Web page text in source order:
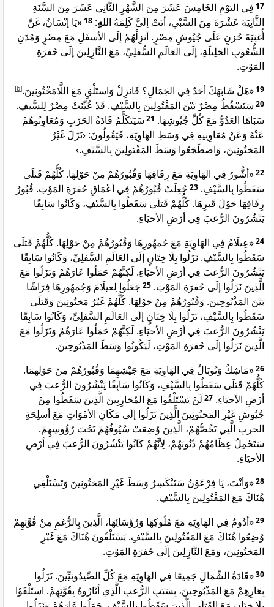
17 فِي اليَوْمِ الخَامِسَ عَشَرَ مِنَ الشَّهْرِ الثَّانِي عَشَرَ مِنَ السَّنَةِ
الثَّانِيَةَ عَشْرَةَ مِنَ السَّبْيِ، أتَتْ إلَيَّ كَلِمَةُ اللهِ:
18«يَا إنْسَانُ، غَنِّ
أُغنِيَةَ حُزنٍ عَلَى جُيُوشِ مِصْرٍ. أنزِلْهُمْ إلَى الأسفَلِ مَعَ مِصْرٍ وَمُدَنِ
الشُّعُوبِ الجَلِيلَةِ، إلَى العَالَمِ السُّفلِيِّ، مَعَ النَّازِلِينَ إلَى حُفرَةِ
المَوْتِ.
19«هَلْ شَابَهَكَ أحَدٌ فِي الجَمَالِ؟ فَانزِلْ وَاستَلْقِ مَعَ اللَّامَخْتُونِينَ.[
b
]
20 سَتَسْقُطُ مِصْرٌ بَيْنَ المَقْتُولِينَ بِالسَّيْفِ. قَدْ عُيِّنَتْ مِصْرٌ لِلسَّيفِ.
سَبَاهَا العَدُوُّ مَعَ كُلِّ جُيُوشِهَا. 21 سَيَتَكَلَّمُ قَادَةُ الحَرْبِ وَمُعَاوِنُوهُمْ
عَنْهُ وَعَنْ مُعَاوِنِيهِ فِي وَسَطِ الهَاوِيَةِ، فَيَقُولُونَ: ‹نَزَلَ غَيْرُ
المَختُونِينَ، وَاضطَجَعُوا وَسَطَ المَقْتولِينَ بِالسَّيْفِ.›
22«أشُّورُ فِي الهَاوِيَةِ مَعَ رِفَاقِهَا وَقُبُورُهُمْ مِنْ حَوْلِهَا. كُلُّهُمْ قَتلَى
سَقَطُوا بِالسَّيْفِ. 23 جُعِلَتْ قُبُورُهُمْ فِي أعْمَاقِ حُفرَةِ المَوْتِ. قُبُورُ
رِفَاقِهَا حَوْلَ قَبرِهَا. كُلُّهُمْ قَتلَى سَقَطُوا بِالسَّيْفِ، وَكَانُوا سَابِقًا
يَنْشُرُونَ الرُّعبَ فِي أرْضِ الأحيَاءِ.
24«عِيلَامُ فِي الهَاوِيَةِ مَعَ جُمهُورِهَا وَقُبُورُهُمْ مِنْ حَوْلِهَا. كُلُّهُمْ قَتلَى
سَقَطُوا بِالسَّيْفِ. نَزَلُوا بِلَا خِتَانٍ إلَى العَالَمِ السَّفلِيِّ، وَكَانُوا سَابِقًا
يَنْشُرُونَ الرُّعبَ فِي أرْضِ الأحيَاءِ. لَكِنَّهُمْ حَمَلُوا عَارَهُمْ وَنَزَلُوا مَعَ
الَّذِينَ نَزَلُوا إلَى حُفرَةِ المَوْتِ. 25 جَعَلُوا لِعيلَامَ وَجُمهُورِهَا فِرَاشًا
بَيْنَ المَذْبُوحِينَ. وَقُبُورُهُمْ مِنْ حَوْلِهَا. كُلُّهُمْ غَيْرُ مَختُونِينَ وَقَتلَى
سَقَطُوا بِالسَّيْفِ، نَزَلُوا بِلَا خِتَانٍ إلَى العَالَمِ السَّفلِيِّ، وَكَانُوا سَابِقًا
يَنْشُرُونَ الرُّعبَ فِي أرْضِ الأحيَاءِ. لَكِنَّهُمْ حَمَلُوا عَارَهُمْ وَنَزَلُوا مَعَ
الَّذِينَ نَزَلُوا إلَى حُفرَةِ المَوْتِ، لَيَكُونُوا وَسَطَ المَذْبُوحِينَ.
26«مَاشِكُ وَتُوبَالُ فِي الهَاوِيَةِ مَعَ جَيْشِهِمَا وَقُبُورُهُمْ مِنْ حَوْلِهمَا.
كُلُّهُمْ قَتلَى سَقَطُوا بِالسَّيْفِ، وَكَانُوا سَابِقًا يَنْشُرُونَ الرُّعبَ فِي
أرْضِ الأحيَاءِ. 27 لَنْ يَسْتَلْقُوا مَعَ المُحَارِبِينَ الَّذِينَ سَقَطُوا مِنْ
جُيُوشِ غَيْرِ المَختُونِينَ الَّذِينَ نَزَلُوا إلَى مَكَانِ الأمْوَاتِ مَعَ أسلِحَةِ
الحربِ الَّتِي تَخُصُّهُمْ، الَّذِينَ وُضِعَتْ سُيُوفُهُمْ تَحْتَ رُؤُوسِهِمْ.
سَتَحْمِلُ عِظَامُهُمْ ذُنُوبَهُمْ، لِأنَّهُمْ كَانُوا يَنْشُرُونَ الرُّعبَ فِي أرْضِ
الأحيَاءِ.
28«وَأنْتَ، يَا فِرْعَوْنُ سَتَنْكَسِرُ وَسَطَ غَيْرِ المَختُونِينَ وَتَسْتَلْقِي
هُنَاكَ مَعَ المَقْتُولِينَ بِالسَّيْفِ.
29«أدُومُ فِي الهَاوِيَةِ مَعَ مُلُوكِهَا وَرُؤَسَائِهَا، الَّذِينَ بِالرُّغمِ مِنْ قُوَّتِهِمْ
وُضِعُوا هُنَاكَ مَعَ المَقْتُولِينَ بِالسَّيْفِ. يَسْتَلْقُونَ هُنَاكَ مَعَ غَيْرِ
المَختُونِينَ، وَمَعَ النَّازِلِينَ إلَى حُفرَةِ المَوْتِ.
30«قَادَةُ الشِّمَالِ جَمِيعًا فِي الهَاوِيَةِ مَعَ كُلِّ الصِّيدُونِيِّينَ. نَزَلُوا
بِعَارِهِمْ مَعَ المَذْبُوحِينَ، بِسَبَبِ الرُّعبِ الَّذِي أثَارُوهُ بِقُوَّتِهِمْ. استَلْقَوْا